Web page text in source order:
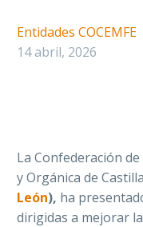
Entidades COCEMFE
14 abril, 2026
La Confederación
y Orgánica de
León), ha
dirigidas a mejorar